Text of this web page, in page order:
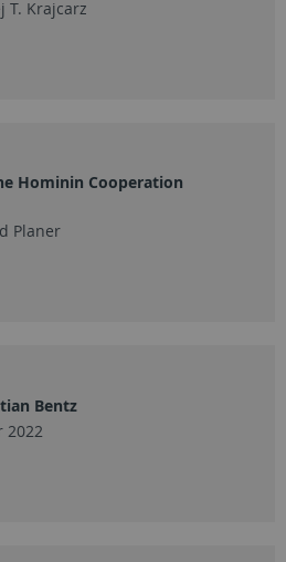
T. Krajcarz
Hominin Cooperation
Planer
Bentz
2022